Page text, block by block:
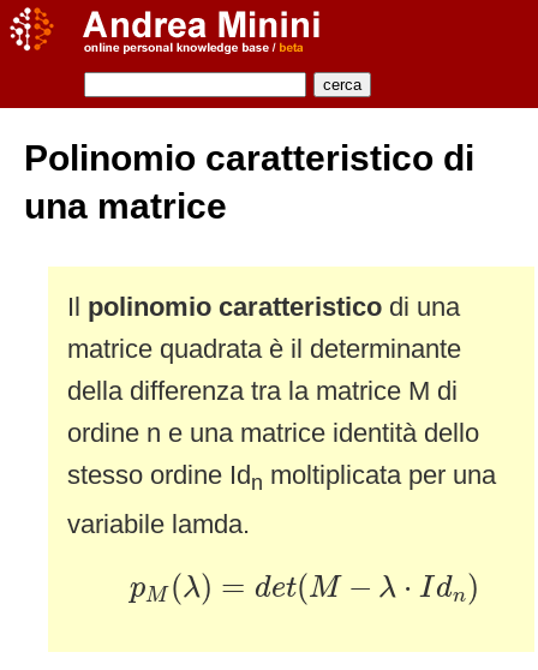
Polinomio caratteristico di
una matrice
Il polinomio caratteristico di una
matrice quadrata è il determinante
della differenza tra la matrice M di
ordine n e una matrice identità dello
stesso ordine Idn moltiplicata per una
variabile lamda.
pM (λ) = det(M − λ ⋅ Idn)
pM =det (M ⋅I n)